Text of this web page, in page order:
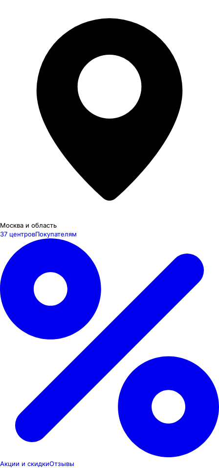
Москва и область
37 центровПокупателям
Акции и скидкиОтзывы